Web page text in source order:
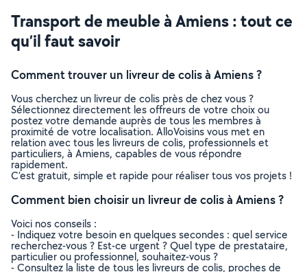
Transport de meuble à Amiens : tout ce
qu’il faut savoir
Comment trouver un livreur de colis à Amiens ?
Vous cherchez un livreur de colis près de chez vous ?
Sélectionnez directement les offreurs de votre choix ou
postez votre demande auprès de tous les membres à
proximité de votre localisation. AlloVoisins vous met en
relation avec tous les livreurs de colis, professionnels et
particuliers, à Amiens, capables de vous répondre
rapidement.
C’est gratuit, simple et rapide pour réaliser tous vos projets !
Comment bien choisir un livreur de colis à Amiens ?
Voici nos conseils :
- Indiquez votre besoin en quelques secondes : quel service
recherchez-vous ? Est-ce urgent ? Quel type de prestataire,
particulier ou professionnel, souhaitez-vous ?
- Consultez la liste de tous les livreurs de colis, proches de